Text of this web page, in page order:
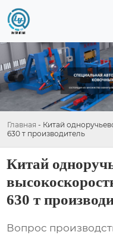
Главная - Китай
630 т производитель
Китай
630 т
Вопрос